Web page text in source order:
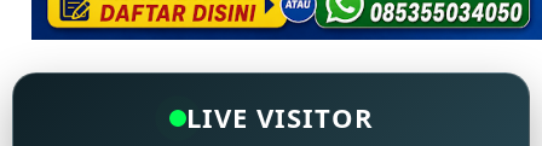
LIVE VISITOR